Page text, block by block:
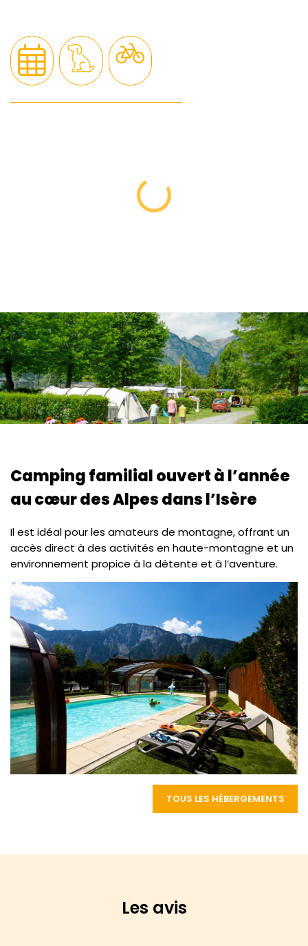
Camping familial ouvert à l’année
au cœur des Alpes dans l’Isère
Il est idéal pour les amateurs de montagne, offrant un
accès direct à des activités en haute-montagne et un
environnement propice à la détente et à l’aventure.
TOUS LES HÉBERGEMENTS
Les avis